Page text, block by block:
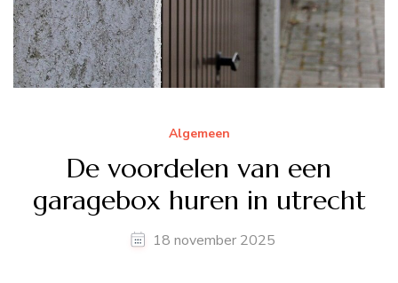
Algemeen
De voordelen van een
garagebox huren in utrecht
18 november 2025